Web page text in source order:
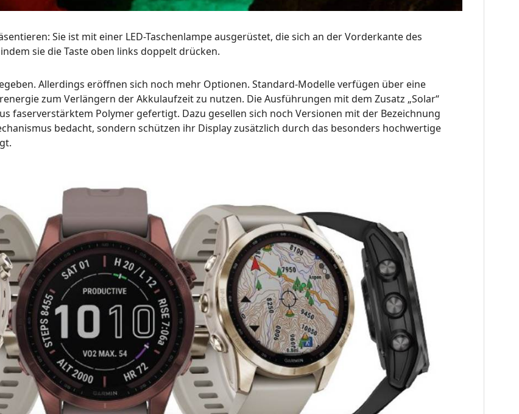
Sie ist mit einer LED-Taschenlampe ausgerüstet, die sich an der Vorderkante des
sie die Taste oben links doppelt drücken.
Allerdings eröffnen sich noch mehr Optionen. Standard-Modelle verfügen über eine
zum Verlängern der Akkulaufzeit zu nutzen. Die Ausführungen mit dem Zusatz „Solar“
faserverstärktem Polymer gefertigt. Dazu gesellen sich noch Versionen mit der Bezeichnung
bedacht, sondern schützen ihr Display zusätzlich durch das besonders hochwertige